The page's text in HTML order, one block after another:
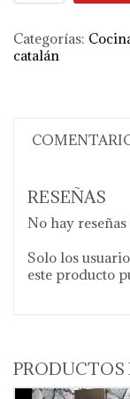
Categorías:
catalán
RESEÑAS
No hay
Solo los
este producto
PRODUCTOS